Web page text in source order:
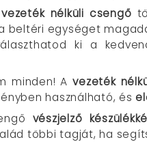
nélküli csengő
beltéri egységet
ki a
minden! Avezeték
használható, és
vészjelző
többi tagját, ha